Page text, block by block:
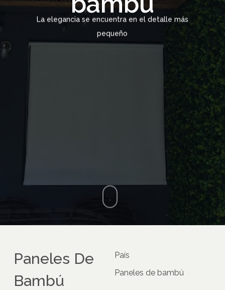
La elegancia se encuentra en el detalle más
pequeño
Paneles De
Bambú
País
Paneles de bambú